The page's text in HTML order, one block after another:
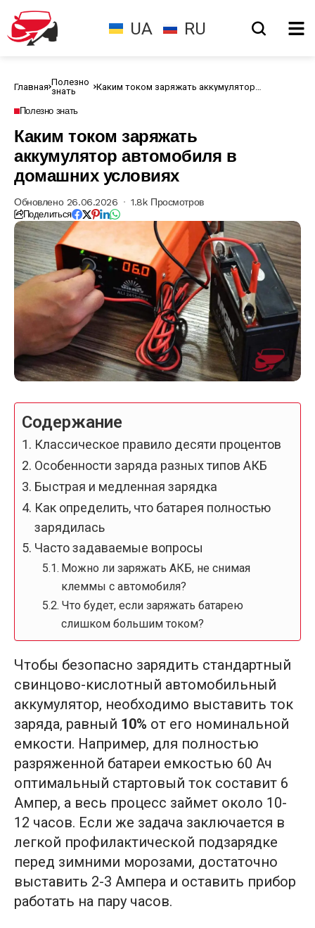
UA RU
Главная Полезно
знать
Каким током заряжать аккумулятор
Полезно знать
Каким током заряжать
аккумулятор автомобиля в
домашних условиях
Обновлено 26.06.2026 1.8k Просмотров
Поделиться
Содержание
Классическое правило десяти процентов
Особенности заряда разных типов АКБ
Быстрая и медленная зарядка
Как определить, что батарея полностью
зарядилась
Часто задаваемые вопросы
Можно ли заряжать АКБ, не снимая
клеммы с автомобиля?
Что будет, если заряжать батарею
слишком большим током?
Чтобы безопасно зарядить стандартный
свинцово-кислотный автомобильный
аккумулятор, необходимо выставить ток
заряда, равный 10% от его номинальной
емкости. Например, для полностью
разряженной батареи емкостью 60 Ач
оптимальный стартовый ток составит 6
Ампер, а весь процесс займет около 10-
12 часов. Если же задача заключается в
легкой профилактической подзарядке
перед зимними морозами, достаточно
выставить 2-3 Ампера и оставить прибор
работать на пару часов.